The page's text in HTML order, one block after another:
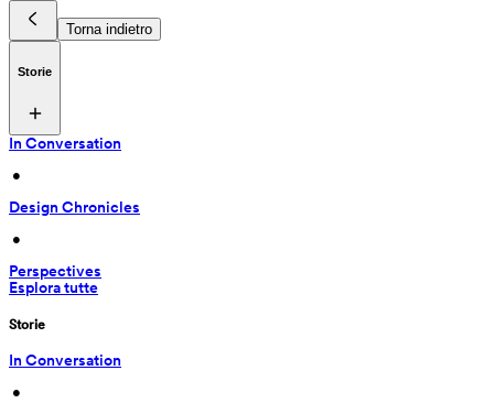
Torna indietro
Storie
In Conversation
•
Design Chronicles
•
Perspectives
Esplora tutte
Storie
In Conversation
•